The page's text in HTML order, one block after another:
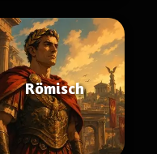
Römisch